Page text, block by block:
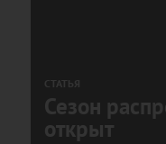
СТАТЬЯ
Сезон
открыт